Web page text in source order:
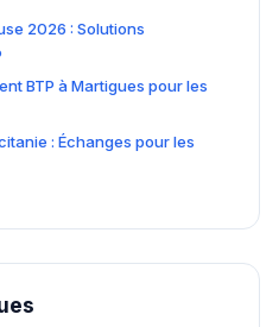
2026 : Solutions
BTP à Martigues pour les
: Échanges pour les